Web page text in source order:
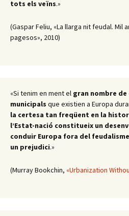
tots els veïns.»
(Gaspar Feliu, «La llarga nit feudal. Mil
pagesos», 2010)
«Si tenim en ment el gran nombre
municipals que existien a Europa
la certesa tan freqüent en la
l’Estat-nació constitueix un
conduir Europa fora del
un prejudici.»
(Murray Bookchin, «Urbanization